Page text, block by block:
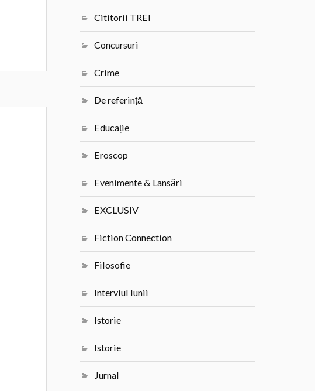
Cititorii TREI
Concursuri
Crime
De referință
Educație
Eroscop
Evenimente & Lansări
EXCLUSIV
Fiction Connection
Filosofie
Interviul lunii
Istorie
Istorie
Jurnal